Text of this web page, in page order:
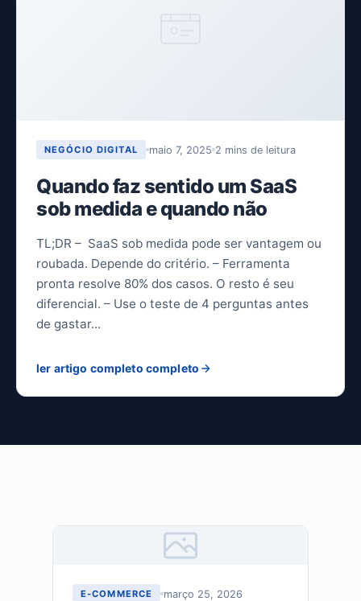
NEGÓCIO DIGITAL maio 7, 2025 2 mins de leitura
Quando faz sentido um SaaS
sob medida e quando não
TL;DR – SaaS sob medida pode ser vantagem ou
roubada. Depende do critério. – Ferramenta
pronta resolve 80% dos casos. O resto é seu
diferencial. – Use o teste de 4 perguntas antes
de gastar...
ler artigo completo completo
E-COMMERCE março 25, 2026